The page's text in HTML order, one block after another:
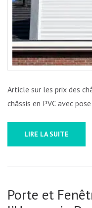
Article sur les prix des
châssis en PVC avec
LIRE LA SUITE
Porte et